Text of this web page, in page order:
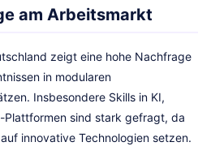
am Arbeitsmarkt
zeigt eine hohe Nachfrage
in modularen
Insbesondere Skills in KI,
Plattformen sind stark gefragt, da
innovative Technologien setzen.